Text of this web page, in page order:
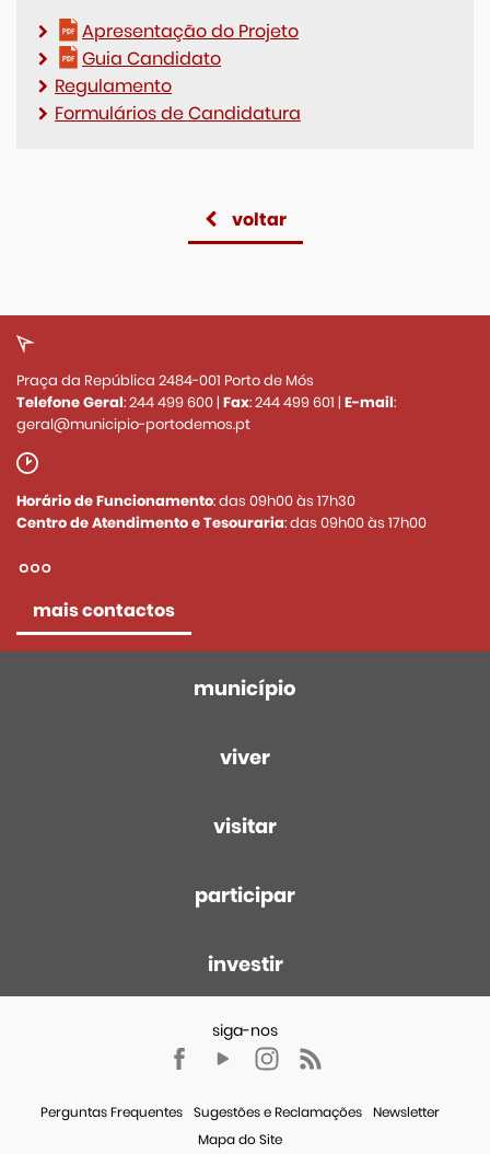
Apresentação do Projeto
Guia Candidato
Regulamento
Formulários de Candidatura
voltar
Praça da República 2484-001 Porto de Mós
Telefone Geral:244 499 600| Fax:244 499 601 | E-mail:
geral@municipio-portodemos.pt
Horário de Funcionamento: das 09h00 às 17h30
Centro de Atendimento e Tesouraria: das 09h00 às 17h00
mais contactos
município
viver
visitar
participar
investir
Perguntas Frequentes Sugestões e Reclamações
Newsletter
Mapa do Site